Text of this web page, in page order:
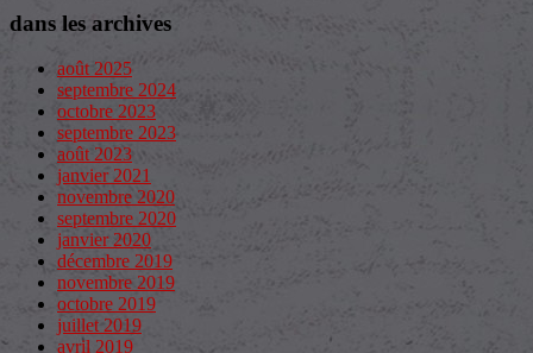
dans les archives
août 2025
septembre 2024
octobre 2023
septembre 2023
août 2023
janvier 2021
novembre 2020
septembre 2020
janvier 2020
décembre 2019
novembre 2019
octobre 2019
juillet 2019
avril 2019